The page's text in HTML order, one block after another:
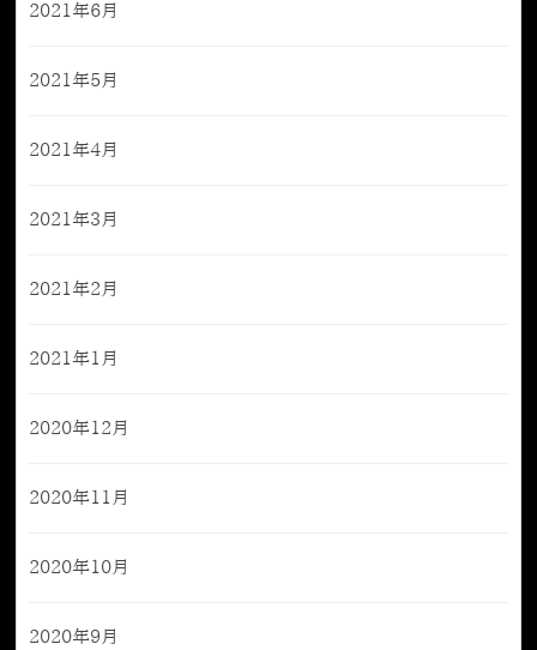
2021年6月
2021年5月
2021年4月
2021年3月
2021年2月
2021年1月
2020年12月
2020年11月
2020年10月
2020年9月